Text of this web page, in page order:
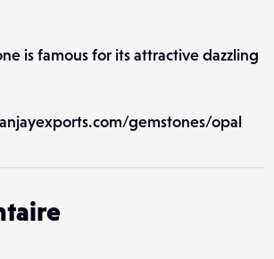
is famous for its attractive dazzling
gemstones/opal